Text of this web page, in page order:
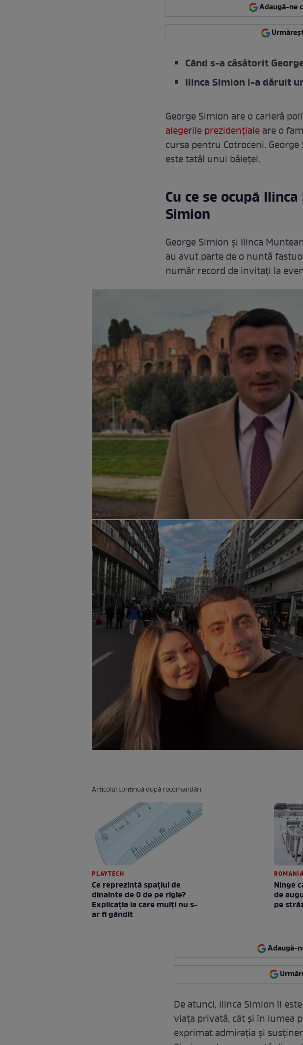
Adaugă-ne
Când s-a căsătorit
Ilinca Simion i-a dăruit
George Simion are o carieră
alegerile prezidențialeare o
cursa pentru Cotroceni.
este tatăl unui băiețel.
Cu ce se ocupă
Simion
George Simion și Ilinca
au avut parte de o nuntă
număr record de invitați la
Articolul continuă după recomandări
PLAYTECH
Ce reprezintă spaţiul de
dinainte de 0 de pe rigle?
Explicaţia la care mulţi nu s-
ar fi gândit
Ninge
de august!
pe
Adaugă-
De atunci, Ilinca Simion îi
viața privată, cât și în lumea
exprimat admirația și